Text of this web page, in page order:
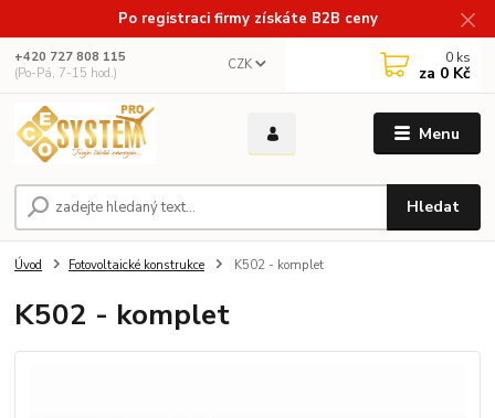
Po registraci firmy získáte B2B ceny
Menu
CZK
Hledat
+420 727 808 115
(Po-Pá, 7-15 hod.)
0 ks
za 0 Kč
Úvod Fotovoltaické konstrukce K502 - komplet
K502 - komplet